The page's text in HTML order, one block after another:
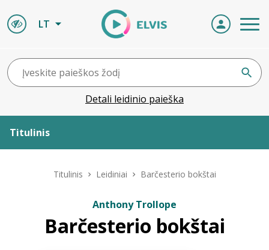
LT
Detali leidinio paieška
Titulinis
ELVIS atvyksta
Titulinis Leidiniai Barčesterio bokštai
Anthony Trollope
Barčesterio bokštai